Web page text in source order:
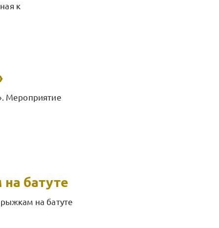
к
Мероприятие
батуте
на батуте